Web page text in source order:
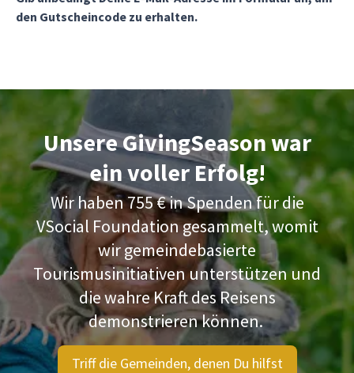
den Gutscheincode zu erhalten.
Unsere GivingSeason war
ein voller Erfolg!
Wir haben 755 € in Spenden für die
VSocial Foundation gesammelt, womit
wir gemeindebasierte
Tourismusinitiativen unterstützen und
die wahre Kraft des Reisens
demonstrieren können.
Triff die Gemeinden, denen Du hilfst